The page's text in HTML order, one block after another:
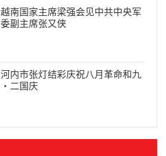
越南国家主席梁强会见中共中央军
委副主席张又侠
河内市张灯结彩庆祝八月革命和九
·二国庆